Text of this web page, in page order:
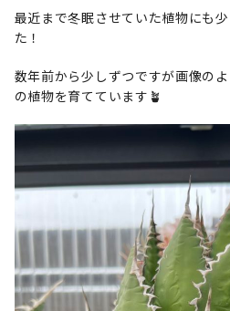
最近まで冬眠させていた植物にも
た！
数年前から少しずつですが画像の
の植物を育てています🪴